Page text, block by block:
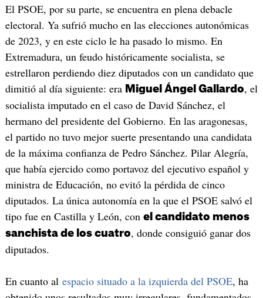
El PSOE, por su parte, se encuentra en plena debacle
electoral. Ya sufrió mucho en las elecciones autonómicas
de 2023, y en este ciclo le ha pasado lo mismo. En
Extremadura, un feudo históricamente socialista, se
estrellaron perdiendo diez diputados con un candidato que
dimitió al día siguiente: era Miguel Ángel Gallardo, el
socialista imputado en el caso de David Sánchez, el
hermano del presidente del Gobierno. En las aragonesas,
el partido no tuvo mejor suerte presentando una candidata
de la máxima confianza de Pedro Sánchez. Pilar Alegría,
que había ejercido como portavoz del ejecutivo español y
ministra de Educación, no evitó la pérdida de cinco
diputados. La única autonomía en la que el PSOE salvó el
tipo fue en Castilla y León, con el candidato menos
sanchista de los cuatro, donde consiguió ganar dos
diputados.
En cuanto al espacio situado a la izquierda del PSOE, ha